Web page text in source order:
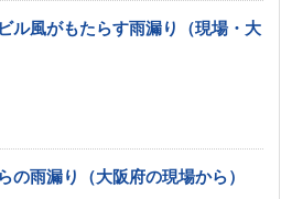
ル風がもたらす雨漏り（現場・大
の雨漏り（大阪府の現場から）